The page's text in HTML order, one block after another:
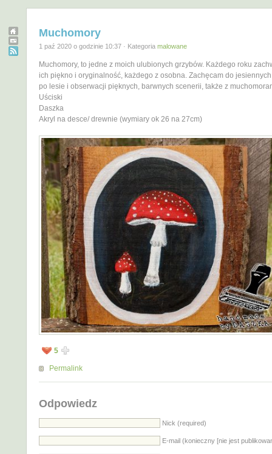
Muchomory
1 paź 2020 o godzinie 10:37 · Kategoria malowane
Muchomory, to jedne z moich ulubionych grzybów. Każdego roku
ich piękno i oryginalność, każdego z osobna. Zachęcam do
po lesie i obserwacji pięknych, barwnych scenerii, także z
Uściski
Daszka
Akryl na desce/ drewnie (wymiary ok 26 na 27cm)
5
Permalink
Odpowiedz
Nick (required)
E-mail (konieczny [nie jest